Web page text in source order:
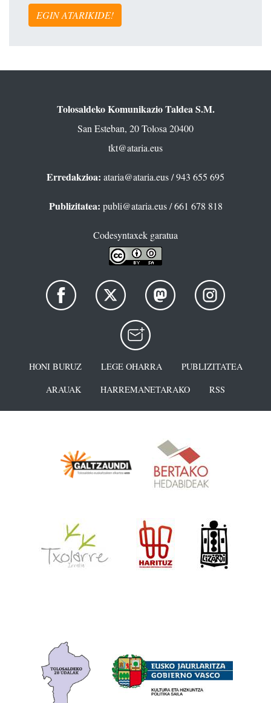
EGIN ATARIKIDE!
Tolosaldeko Komunikazio Taldea S.M.
San Esteban, 20 Tolosa 20400
tkt@ataria.eus
Erredakzioa: ataria@ataria.eus/ 943 655 695
Publizitatea: publi@ataria.eus/ 661 678 818
Codesyntaxek garatua
HONI BURUZ LEGE OHARRA
PUBLIZITATEA
ARAUAK
HARREMANETARAKO RSS